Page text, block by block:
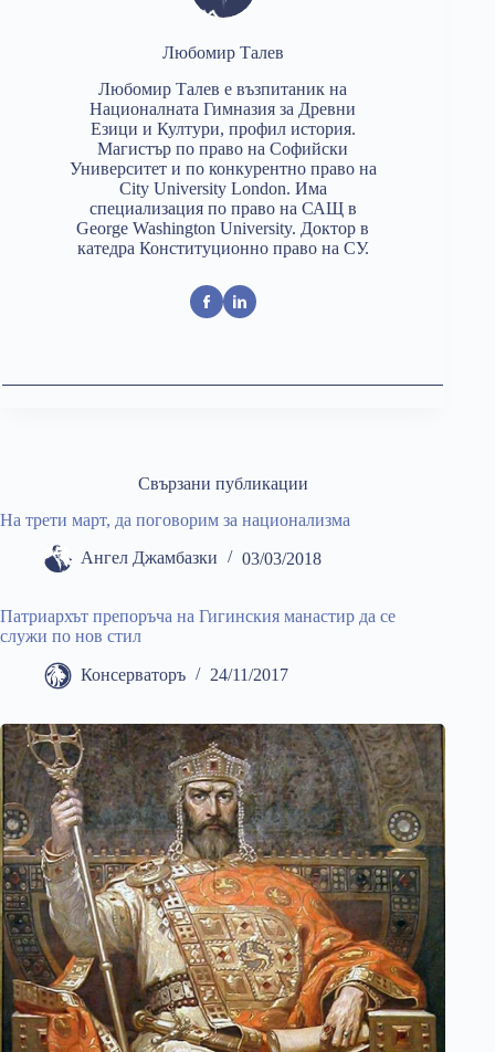
Любомир Талев
Любомир Талев е възпитаник на
Националната Гимназия за Древни
Езици и Култури, профил история.
Магистър по право на Софийски
Университет и по конкурентно право на
City University London. Има
специализация по право на САЩ в
George Washington University. Доктор в
катедра Конституционно право на СУ.
Свързани публикации
На трети март, да поговорим за национализма
Ангел Джамбазки 03/03/2018
Патриархът препоръча на Гигинския манастир да се
служи по нов стил
Консерваторъ 24/11/2017